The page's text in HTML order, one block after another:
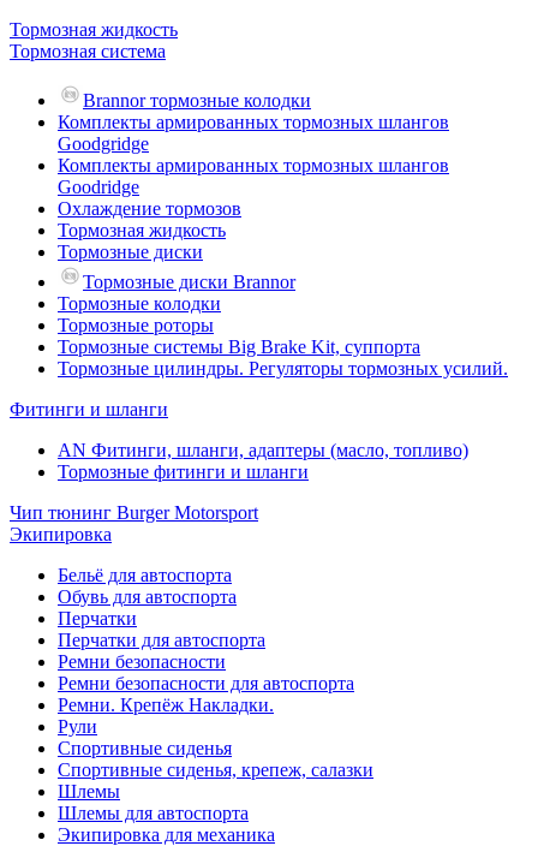
Тормозная жидкость
Тормозная система
Brannor тормозные колодки
Комплекты армированных тормозных шлангов
Goodgridge
Комплекты армированных тормозных шлангов
Goodridge
Охлаждение тормозов
Тормозная жидкость
Тормозные диски
Тормозные диски Brannor
Тормозные колодки
Тормозные роторы
Тормозные системы Big Brake Kit, суппорта
Тормозные цилиндры. Регуляторы тормозных усилий.
Фитинги и шланги
AN Фитинги, шланги, адаптеры (масло, топливо)
Тормозные фитинги и шланги
Чип тюнинг Burger Motorsport
Экипировка
Бельё для автоспорта
Обувь для автоспорта
Перчатки
Перчатки для автоспорта
Ремни безопасности
Ремни безопасности для автоспорта
Ремни. Крепёж Накладки.
Рули
Спортивные сиденья
Спортивные сиденья, крепеж, салазки
Шлемы
Шлемы для автоспорта
Экипировка для механика